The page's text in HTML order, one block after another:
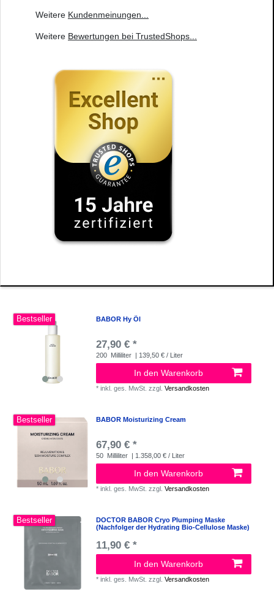
Weitere Kundenmeinungen...
Weitere Bewertungen bei TrustedShops...
Bestseller BABOR Hy Öl
27,90 € *
200 Milliliter | 139,50 € / Liter
In den Warenkorb
*inkl. ges. MwSt. zzgl.Versandkosten
Bestseller BABOR Moisturizing Cream
67,90 € *
50 Milliliter | 1.358,00 € / Liter
In den Warenkorb
*inkl. ges. MwSt. zzgl.Versandkosten
Bestseller
DOCTOR BABOR Cryo Plumping Maske
(Nachfolger der Hydrating Bio-Cellulose Maske)
11,90 € *
In den Warenkorb
*inkl. ges. MwSt. zzgl.Versandkosten